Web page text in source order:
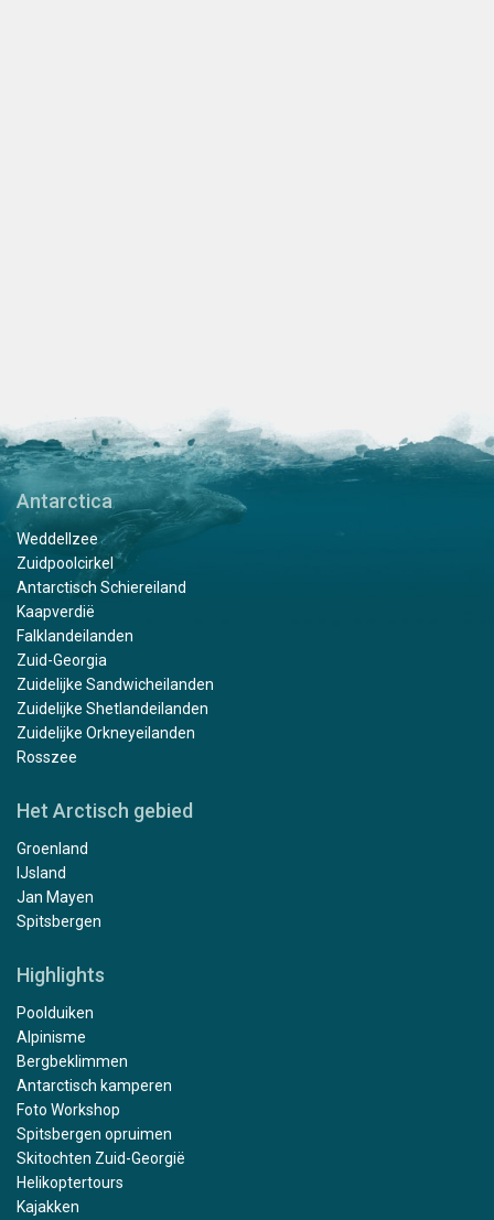
Antarctica
Weddellzee
Zuidpoolcirkel
Antarctisch Schiereiland
Kaapverdië
Falklandeilanden
Zuid-Georgia
Zuidelijke Sandwicheilanden
Zuidelijke Shetlandeilanden
Zuidelijke Orkneyeilanden
Rosszee
Het Arctisch gebied
Groenland
IJsland
Jan Mayen
Spitsbergen
Highlights
Poolduiken
Alpinisme
Bergbeklimmen
Antarctisch kamperen
Foto Workshop
Spitsbergen opruimen
Skitochten Zuid-Georgië
Helikoptertours
Kajakken